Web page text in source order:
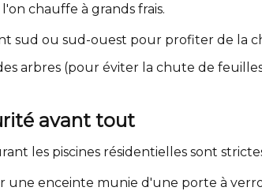
chauffe à grands frais.
sud ou sud-ouest pour profiter de la
arbres (pour éviter la chute de
avant tout
les piscines résidentielles sont
une enceinte munie d'une porte à